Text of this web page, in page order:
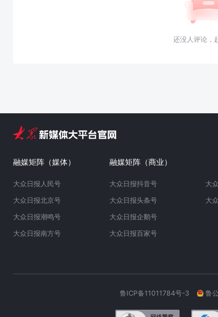
还没人评论，
融媒矩阵（媒体）
大众日报人民号
大众日报北京号
大众日报潮鸣号
大众日报南方号
融媒矩阵（商业）
大众日报抖音号
大众日报头条号
大众日报企鹅号
大众日报百家号
大
大
鲁ICP备11011784号-3 鲁